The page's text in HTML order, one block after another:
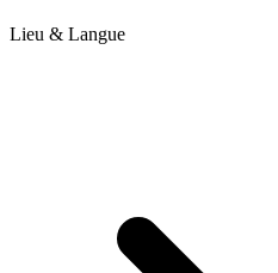
Lieu & Langue